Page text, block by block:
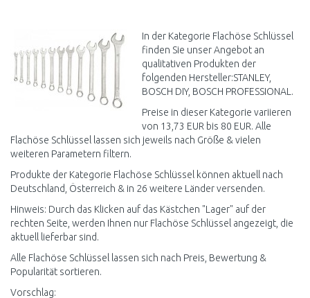
Vergleichen
In der Kategorie Flachöse Schlüssel
finden Sie unser Angebot an
qualitativen Produkten der
folgenden Hersteller:STANLEY,
BOSCH DIY, BOSCH PROFESSIONAL.
Preise in dieser Kategorie variieren
von 13,73 EUR bis 80 EUR. Alle
Flachöse Schlüssel lassen sich jeweils nach Größe & vielen
weiteren Parametern filtern.
Produkte der Kategorie Flachöse Schlüssel können aktuell nach
Deutschland, Österreich & in 26 weitere Länder versenden.
Hinweis: Durch das Klicken auf das Kästchen "Lager" auf der
rechten Seite, werden Ihnen nur Flachöse Schlüssel angezeigt, die
aktuell lieferbar sind.
Alle Flachöse Schlüssel lassen sich nach Preis, Bewertung &
Popularität sortieren.
Vorschlag: